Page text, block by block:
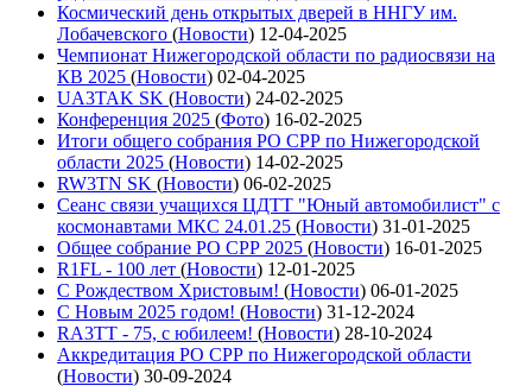
Космический день открытых дверей в ННГУ им.
Лобачевского (Новости) 12-04-2025
Чемпионат Нижегородской области по радиосвязи на
КВ 2025 (Новости) 02-04-2025
UA3TAK SK (Новости) 24-02-2025
Конференция 2025 (Фото) 16-02-2025
Итоги общего собрания РО СРР по Нижегородской
области 2025 (Новости) 14-02-2025
RW3TN SK (Новости) 06-02-2025
Сеанс связи учащихся ЦДТТ "Юный автомобилист" с
космонавтами МКС 24.01.25 (Новости) 31-01-2025
Общее собрание РО СРР 2025 (Новости) 16-01-2025
R1FL - 100 лет (Новости) 12-01-2025
С Рождеством Христовым! (Новости) 06-01-2025
С Новым 2025 годом! (Новости) 31-12-2024
RA3TT - 75, с юбилеем! (Новости) 28-10-2024
Аккредитация РО СРР по Нижегородской области
(Новости) 30-09-2024